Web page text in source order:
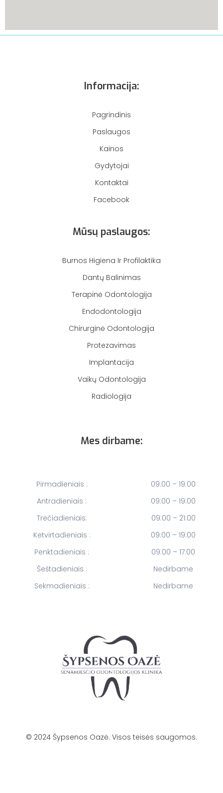
© 2024 Šypsenos Oazė. Visos teisės saugomos.
Informacija:
Pagrindinis
Paslaugos
Kainos
Gydytojai
Kontaktai
Facebook
Mūsų paslaugos:
Burnos Higiena Ir Profilaktika
Dantų Balinimas
Terapinė Odontologija
Endodontologija
Chirurginė Odontologija
Protezavimas
Implantacija
Vaikų Odontologija
Radiologija
Mes dirbame:
Pirmadieniais :
09:00 – 19:00
Antradieniais :
09:00 – 19:00
Trečiadieniais:
09:00 – 21:00
Ketvirtadieniais :
09:00 – 19:00
Penktadieniais :
09:00 – 17:00
Šeštadieniais :
Nedirbame
Sekmadieniais :
Nedirbame